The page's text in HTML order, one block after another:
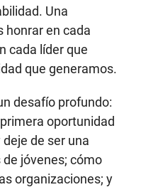
Una
honrar en cada
cada líder que
que generamos.
desafío profundo:
oportunidad
de ser una
jóvenes; cómo
organizaciones; y